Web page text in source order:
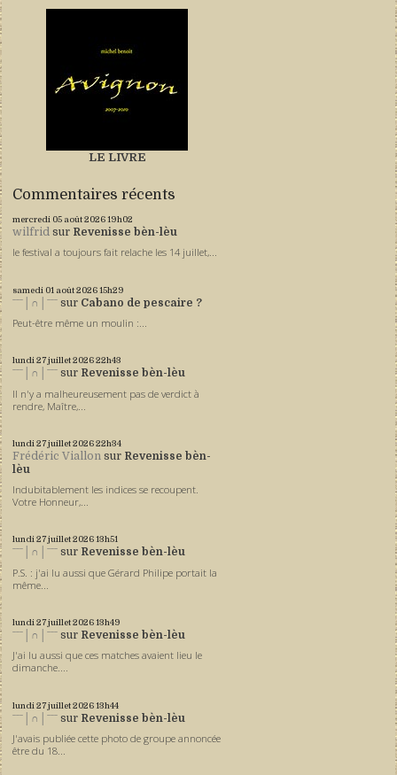
LE LIVRE
Commentaires récents
mercredi 05 août 202619h02
wilfrid sur Revenisse bèn-lèu
le festival a toujours fait relache les 14 juillet,...
samedi 01 août 202615h29
ˉˉˉ│∩│ˉˉˉ sur Cabano de pescaire ?
Peut-être même un moulin :...
lundi 27juillet 202622h43
ˉˉˉ│∩│ˉˉˉ sur Revenisse bèn-lèu
Il n'y a malheureusement pas de verdict à
rendre, Maître,...
lundi 27juillet 202622h34
Frédéric Viallon sur Revenisse bèn-
lèu
Indubitablement les indices se recoupent.
Votre Honneur,...
lundi 27juillet 202613h51
ˉˉˉ│∩│ˉˉˉ sur Revenisse bèn-lèu
P.S. : j'ai lu aussi que Gérard Philipe portait la
même...
lundi 27juillet 202613h49
ˉˉˉ│∩│ˉˉˉ sur Revenisse bèn-lèu
J'ai lu aussi que ces matches avaient lieu le
dimanche....
lundi 27juillet 202613h44
ˉˉˉ│∩│ˉˉˉ sur Revenisse bèn-lèu
J'avais publiée cette photo de groupe annoncée
être du 18...